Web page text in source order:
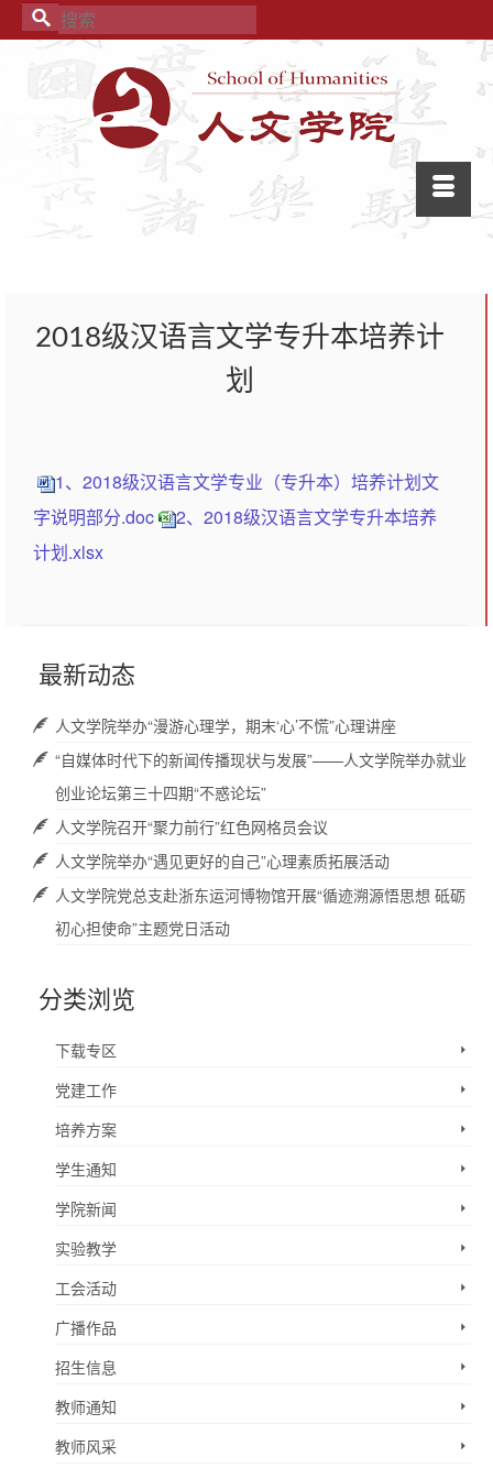
2018级汉语言文学专升本培养计
划
1、2018级汉语言文学专业（专升本）培养计划文
字说明部分.doc
2、2018级汉语言文学专升本培养
计划.xlsx
最新动态
人文学院举办“漫游心理学，期末‘心’不慌”心理讲座
“自媒体时代下的新闻传播现状与发展”——人文学院举办就业
创业论坛第三十四期“不惑论坛”
人文学院召开“聚力前行”红色网格员会议
人文学院举办“遇见更好的自己”心理素质拓展活动
人文学院党总支赴浙东运河博物馆开展“循迹溯源悟思想 砥砺
初心担使命”主题党日活动
分类浏览
下载专区
党建工作
培养方案
学生通知
学院新闻
实验教学
工会活动
广播作品
招生信息
教师通知
教师风采